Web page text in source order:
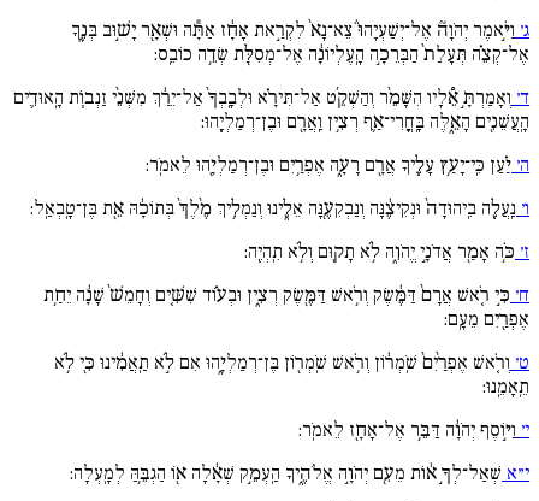
ג׳ וַיֹּ֣אמֶר יְהֹוָה֘ אֶל־יְשַׁעְיָהוּ֒ צֵא־נָא֙ לִקְרַ֣את אָחָ֔ז אַתָּ֕ה וּשְׁאָ֖ר יָשׁ֣וּב בְּנֶ֑ךָ
אֶל־קְצֵ֗ה תְּעָלַת֙ הַבְּרֵכָ֣ה הָֽעֶלְיוֹנָ֔ה אֶל־מְסִלַּ֖ת שְׂדֵ֥ה כוֹבֵֽס:
ד׳ וְאָמַרְתָּ֣ אֵ֠לָיו הִשָּׁמֵ֨ר וְהַשְׁקֵ֜ט אַל־תִּירָ֗א וּלְבָֽבְךָ֙ אַל־יֵרַ֔ךְ מִשְּׁנֵ֨י זַנְב֧וֹת הָֽאוּדִ֛ים
הָֽעֲשֵׁנִ֖ים הָאֵ֑לֶּה בָּֽחֳרִי־אַ֛ף רְצִ֥ין וַֽאֲרָ֖ם וּבֶן־רְמַלְיָֽהוּ:
ה׳ יַ֗עַן כִּֽי־יָעַ֥ץ עָלֶ֛יךָ אֲרָ֖ם רָעָ֑ה אֶפְרַ֥יִם וּבֶן־רְמַלְיָ֖הוּ לֵאמֹֽר:
ו׳ נַֽעֲלֶ֚ה בִֽיהוּדָה֙ וּנְקִיצֶ֔נָּה וְנַבְקִעֶ֖נָּה אֵלֵ֑ינוּ וְנַמְלִ֥יךְ מֶ֙לֶךְ֙ בְּתוֹכָ֔הּ אֵ֖ת בֶּן־טָֽבְאַֽל:
ז׳ כֹּ֥ה אָמַ֖ר אֲדֹנָ֣י יֱהֹוִ֑ה לֹ֥א תָק֖וּם וְלֹ֥א תִֽהְיֶֽה:
ח׳ כִּ֣י רֹ֚אשׁ אֲרָם֙ דַּמֶּ֔שֶׂק וְרֹ֥אשׁ דַּמֶּ֖שֶׂק רְצִ֑ין וּבְע֗וֹד שִׁשִּׁ֚ים וְחָמֵשׁ֙ שָׁנָ֔ה יֵחַ֥ת
אֶפְרַ֖יִם מֵעָֽם:
ט׳ וְרֹ֚אשׁ אֶפְרַ֙יִם֙ שֹֽׁמְר֔וֹן וְרֹ֥אשׁ שֹֽׁמְר֖וֹן בֶּן־רְמַלְיָ֑הוּ אִם לֹ֣א תַֽאֲמִ֔ינוּ כִּ֖י לֹ֥א
תֵֽאָמֵֽנוּ:
י׳ וַיּ֣וֹסֶף יְהֹוָ֔ה דַּבֵּ֥ר אֶל־אָחָ֖ז לֵאמֹֽר:
י״א שְׁאַל־לְךָ֣ א֔וֹת מֵעִ֖ם יְהֹוָ֣ה אֱלֹהֶ֑יךָ הַֽעְמֵ֣ק שְׁאָ֔לָה א֖וֹ הַגְבֵּ֥הַּ לְמָֽעְלָה: